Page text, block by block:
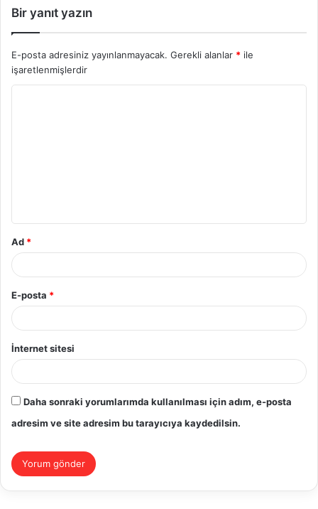
Bir yanıt yazın
E-posta adresiniz yayınlanmayacak. Gerekli alanlar * ile
işaretlenmişlerdir
Ad *
E-posta *
İnternet sitesi
Daha sonraki yorumlarımda kullanılması için adım, e-posta
adresim ve site adresim bu tarayıcıya kaydedilsin.